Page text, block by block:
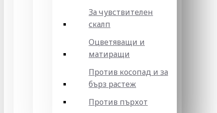
За чувствителен
скалп
Оцветяващи и
матиращи
Против косопад и за
бърз растеж
Против пърхот